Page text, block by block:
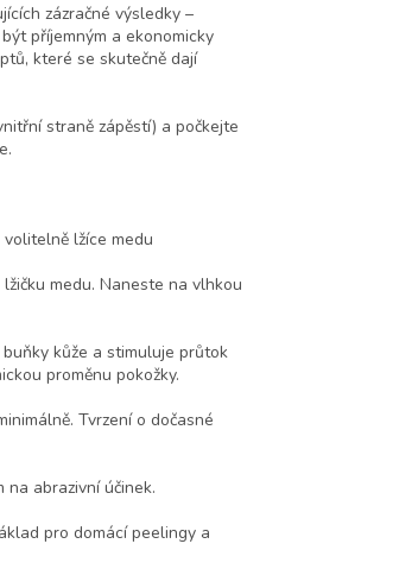
zázračné výsledky –
příjemným a ekonomicky
které se skutečně dají
straně zápěstí) a počkejte
lžíce medu
medu. Naneste na vlhkou
kůže a stimuluje průtok
proměnu pokožky.
Tvrzení o dočasné
abrazivní účinek.
pro domácí peelingy a